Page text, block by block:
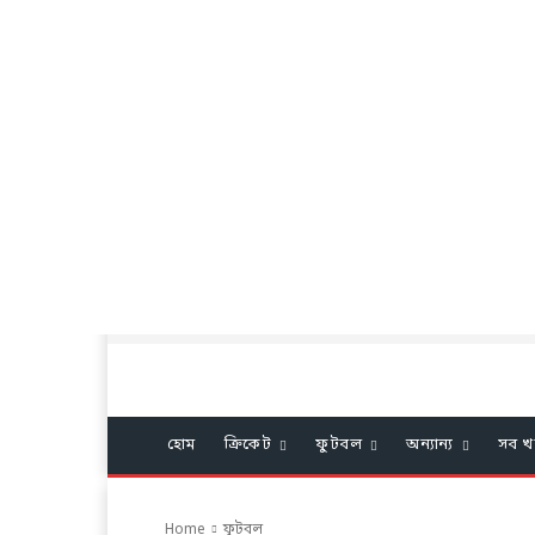
হোম ক্রিকেট ফুটবল অন্যান্য সব
Home ফুটবল